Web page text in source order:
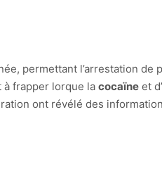
permettant l’arrestation de
à frapper lorque la cocaïne et
ont révélé des